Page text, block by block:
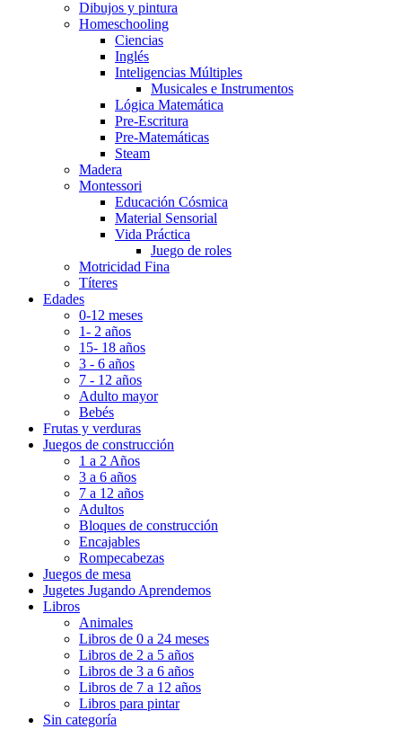
Dibujos y pintura
Homeschooling
Ciencias
Inglés
Inteligencias Múltiples
Musicales e Instrumentos
Lógica Matemática
Pre-Escritura
Pre-Matemáticas
Steam
Madera
Montessori
Educación Cósmica
Material Sensorial
Vida Práctica
Juego de roles
Motricidad Fina
Títeres
Edades
0-12 meses
1- 2 años
15- 18 años
3 - 6 años
7 - 12 años
Adulto mayor
Bebés
Frutas y verduras
Juegos de construcción
1 a 2 Años
3 a 6 años
7 a 12 años
Adultos
Bloques de construcción
Encajables
Rompecabezas
Juegos de mesa
Jugetes Jugando Aprendemos
Libros
Animales
Libros de 0 a 24 meses
Libros de 2 a 5 años
Libros de 3 a 6 años
Libros de 7 a 12 años
Libros para pintar
Sin categoría